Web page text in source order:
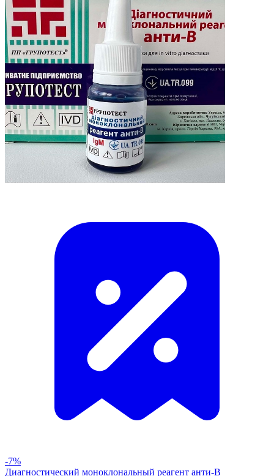
-7%
Диагностический моноклональный реагент анти-В